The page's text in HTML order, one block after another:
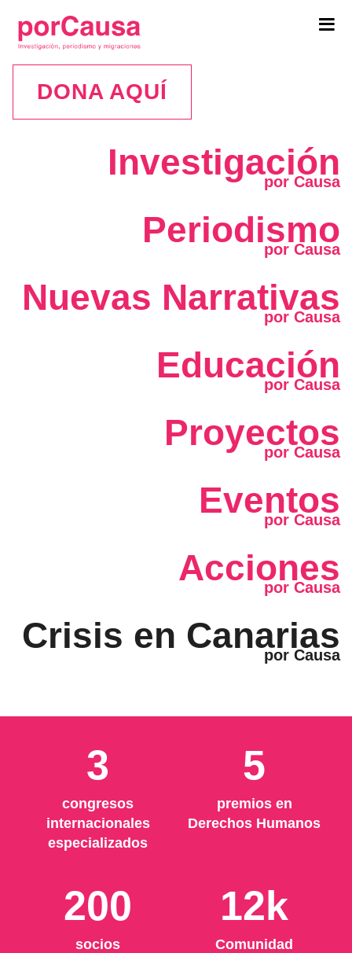
DONA AQUÍ
Investigación
Periodismo
Nuevas Narrativas
Educación
Proyectos
Eventos
Acciones
Crisis en Canarias
3
congresos
internacionales
especializados
5
premios en
Derechos Humanos
200
socios
12k
Comunidad